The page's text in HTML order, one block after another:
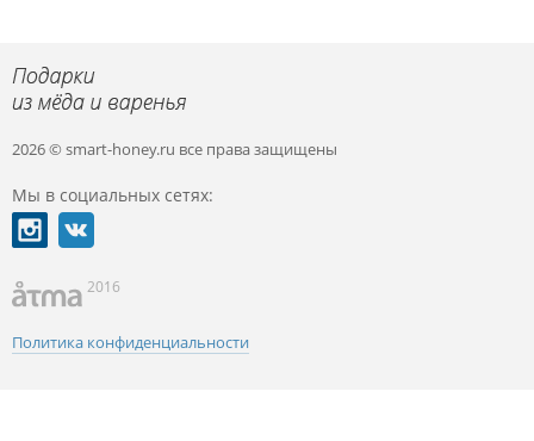
2026 © smart-honey.ru все права защищены
Мы в социальных сетях:
2016
Политика конфиденциальности